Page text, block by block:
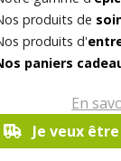
produits de
produits d'
paniers
En
Je veux
parfum Coeur
bio contenu
en vrai
1 pc